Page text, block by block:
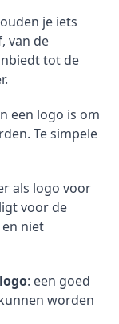
je iets
van de
tot de
een logo is om
Te simpele
als logo voor
voor de
niet
: een goed
worden